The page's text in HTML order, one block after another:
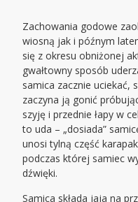
Zachowania godowe
wiosną jak i późnym
się z okresu obniżonej
gwałtowny sposób
samica zacznie uciekać,
zaczyna ją gonić
szyję i przednie łapy w
to uda – „dosiada”
unosi tylną część
podczas której samiec
dźwięki.
Samica składa jaja na